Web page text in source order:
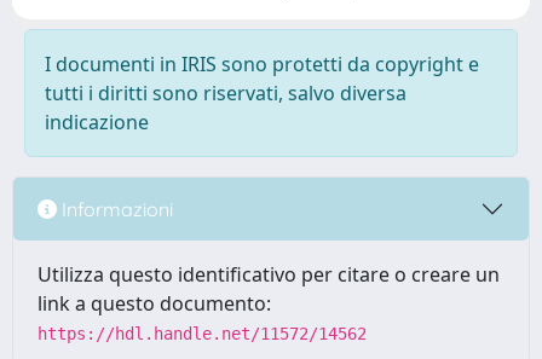
I documenti in IRIS sono protetti da copyright e
tutti i diritti sono riservati, salvo diversa
indicazione
Informazioni
Utilizza questo identificativo per citare o creare un
link a questo documento:
https://hdl.handle.net/11572/14562